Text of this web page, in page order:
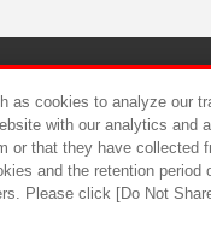
食品のご
as cookies to analyze our
with our analytics and
or that they have
and the retention
Please click [Do Not